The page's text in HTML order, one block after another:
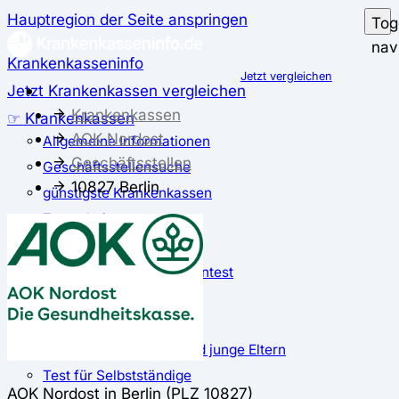
Hauptregion der Seite anspringen
Krankenkasseninfo
Jetzt Krankenkassen vergleichen
☞ Krankenkassen
Allgemeine Informationen
Geschäftsstellensuche
günstigste Krankenkassen
Zusatzbeitrag
✅ Krankenkassen Test
Der große Krankenkassentest
Test für Studierende
Test für Auszubildende
Test für Schwangere und junge Eltern
Test für Selbstständige
Jetzt vergleichen
Krankenkassen
AOK Nordost
Geschäftsstellen
10827 Berlin
AOK Nordost in Berlin (PLZ 10827)